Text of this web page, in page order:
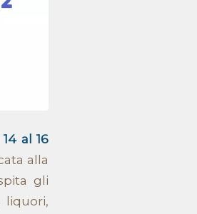
al 16
alla
gli
liquori,